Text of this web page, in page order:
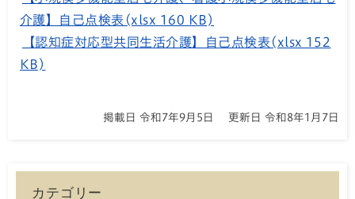
介護】自己点検表(xlsx 160 KB)
【認知症対応型共同生活介護】自己点検表(xlsx 152
KB)
掲載日 令和7年9月5日 更新日 令和8年1月7日
カテゴリー